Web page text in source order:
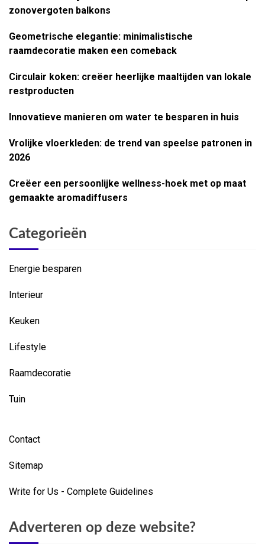
zonovergoten balkons
Geometrische elegantie: minimalistische
raamdecoratie maken een comeback
Circulair koken: creëer heerlijke maaltijden van lokale
restproducten
Innovatieve manieren om water te besparen in huis
Vrolijke vloerkleden: de trend van speelse patronen in
2026
Creëer een persoonlijke wellness-hoek met op maat
gemaakte aromadiffusers
Categorieën
Energie besparen
Interieur
Keuken
Lifestyle
Raamdecoratie
Tuin
Contact
Sitemap
Write for Us - Complete Guidelines
Adverteren op deze website?